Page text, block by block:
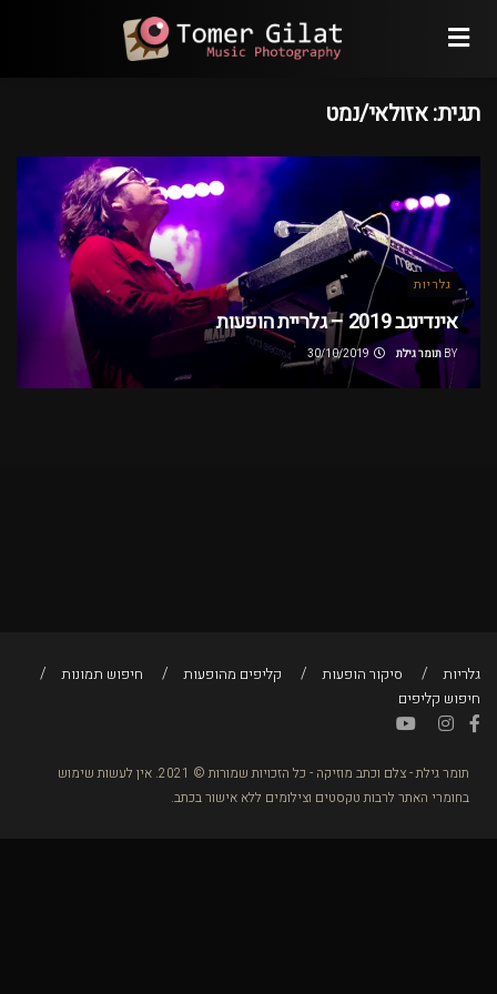
תגית:אזולאי/נמט
גלריות
אינדינגב 2019 – גלריית הופעות
BY תומר גילת
גלריות סיקור הופעות קליפים מהופעות
חיפוש תמונות
חיפוש קליפים
תומר גילת - צלם וכתב מוזיקה - כל הזכויות שמורות © 2021. אין לעשות שימוש
בחומרי האתר לרבות טקסטים וצילומים ללא אישור בכתב.